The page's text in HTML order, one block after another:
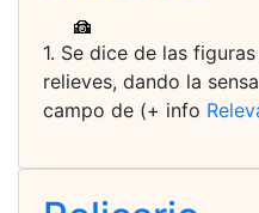
1. Se dice de las
relieves, dando la
campo de (+ info